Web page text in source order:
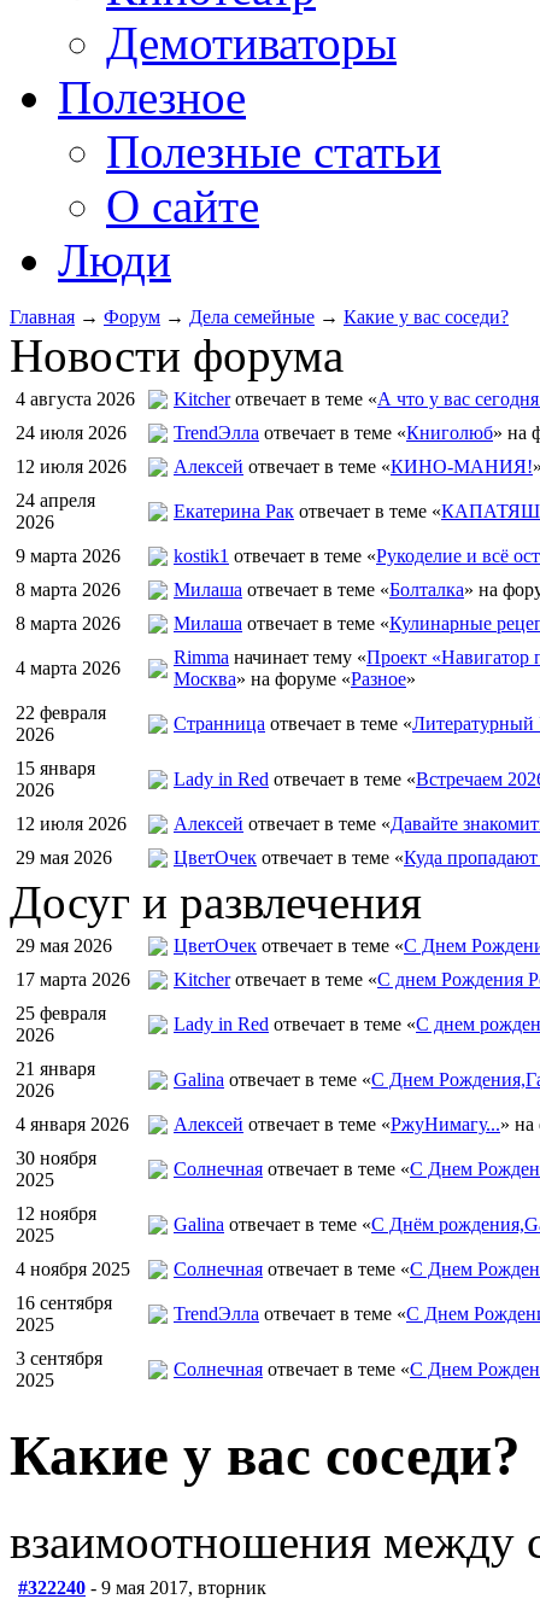
Демотиваторы
Полезное
Полезные статьи
О сайте
Люди
Главная → Форум → Дела семейные → Какие у вас соседи?
Новости форума
4 августа 2026 Kitcherотвечает в теме «А что у вас
24 июля 2026
TrendЭлла отвечает в теме «Книголюб» на
12 июля 2026
Алексей отвечает в теме «КИНО-МАНИЯ!
24 апреля
2026
Екатерина Рак отвечает в теме «
9 марта 2026 kostik1 отвечает в теме «Рукоделие и всё
8 марта 2026
Милаша отвечает в теме «Болталка» на
8 марта 2026
Милаша отвечает в теме «Кулинарные
4 марта 2026
Rimma начинает тему «Проект «Навигатор
Москва» на форуме «Разное»
22 февраля
2026
Странница отвечает в теме «Литературный
15 января
2026
Lady in Red отвечает в теме «Встречаем
12 июля 2026 Алексей отвечает в теме «Давайте
29 мая 2026
ЦветOчек отвечает в теме «Куда
Досуг и развлечения
29 мая 2026 ЦветOчек отвечает в теме «С Днем
17 марта 2026
Kitcherотвечает в теме «С днем Рождения
25 февраля
2026
Lady in Red отвечает в теме «С днем
21 января
2026
Galina отвечает в теме «С Днем
4 января 2026 Алексей отвечает в теме «РжуНимагу...» на
30 ноября
2025
Солнечная отвечает в теме «С Днем
12 ноября
2025
Galina отвечает в теме «С Днём
4 ноября 2025 Солнечная отвечает в теме «С Днем
16 сентября
2025
TrendЭлла отвечает в теме «С Днем
3 сентября
2025
Солнечная отвечает в теме «С Днем
Какие у вас соседи?
взаимоотношения между
#322240 - 9 мая 2017, вторник